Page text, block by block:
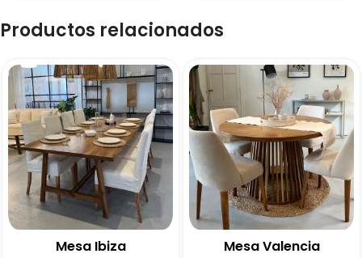
Productos relacionados
Mesa Ibiza Mesa Valencia